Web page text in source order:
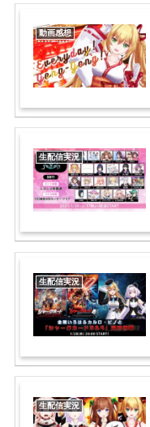
動画感想
生配信実況
生配信実況
生配信実況